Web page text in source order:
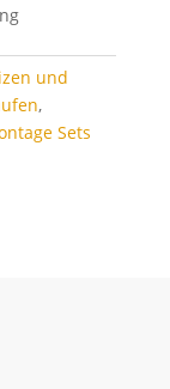
und
,
Sets